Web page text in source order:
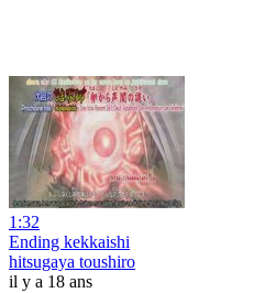
1:32
Ending kekkaishi
hitsugaya toushiro
il y a 18 ans